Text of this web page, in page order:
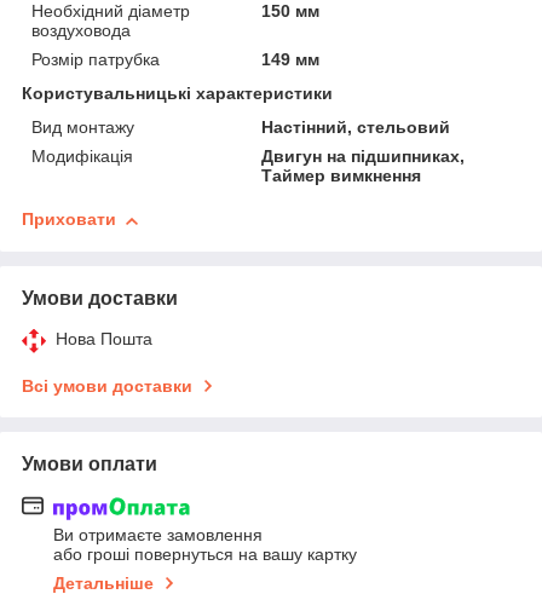
Необхідний діаметр
воздуховода
150 мм
Розмір патрубка
149 мм
Користувальницькі характеристики
Вид монтажу
Настінний, стельовий
Модифікація
Двигун на підшипниках,
Таймер вимкнення
Приховати
Умови доставки
Нова Пошта
Всі умови доставки
Умови оплати
Ви отримаєте замовлення
або гроші повернуться на вашу картку
Детальніше